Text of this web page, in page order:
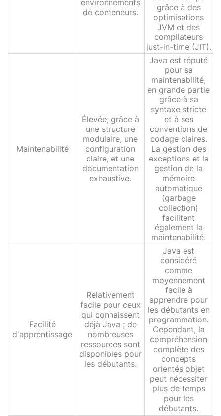
environnements
de conteneurs.
grâce à des
optimisations
JVM et des
compilateurs
just-in-time (JIT).
Maintenabilité
Élevée, grâce à
une structure
modulaire, une
configuration
claire, et une
documentation
exhaustive.
Java est réputé
pour sa
maintenabilité,
en grande partie
grâce à sa
syntaxe stricte
et à ses
conventions de
codage claires.
La gestion des
exceptions et la
gestion de la
mémoire
automatique
(garbage
collection)
facilitent
également la
maintenabilité.
Facilité
d'apprentissage
Relativement
facile pour ceux
qui connaissent
déjà Java ; de
nombreuses
ressources sont
disponibles pour
les débutants.
Java est
considéré
comme
moyennement
facile à
apprendre pour
les débutants en
programmation.
Cependant, la
compréhension
complète des
concepts
orientés objet
peut nécessiter
plus de temps
pour les
débutants.